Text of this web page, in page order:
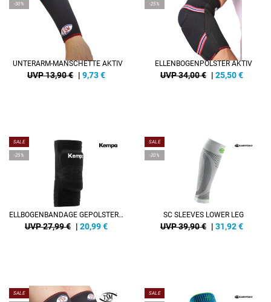
-30%
UNTERARM-MANSCHETTE AKTIV
UVP 13,90 € | 9,73€
-25%
ELLENBOGENPOLSTER AKTIV
UVP 34,00 € | 25,50€
SALE
-25%
ELLBOGENBANDAGE GEPOLSTERT (PAAR)
UVP 27,99 € | 20,99€
SALE
-20%
SC SLEEVES LOWER LEG
UVP 39,90 € | 31,92€
SALE SALE